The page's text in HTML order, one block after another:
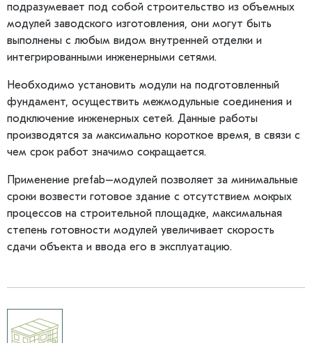
подразумевает под собой строительство из объемных
модулей заводского изготовления, они могут быть
выполнены с любым видом внутренней отделки и
интегрированными инженерными сетями.
Необходимо установить модули на подготовленный
фундамент, осуществить межмодульные соединения и
подключение инженерных сетей. Данные работы
производятся за максимально короткое время, в связи с
чем срок работ значимо сокращается.
Применение prefab–модулей позволяет за минимальные
сроки возвести готовое здание с отсутствием мокрых
процессов на строительной площадке, максимальная
степень готовности модулей увеличивает скорость
сдачи объекта и ввода его в эксплуатацию.